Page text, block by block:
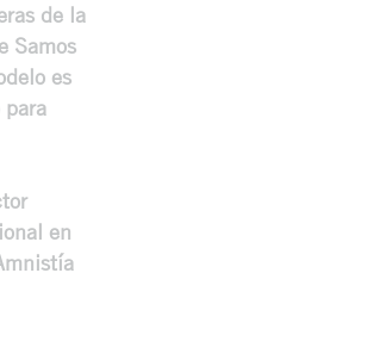
de la
Samos
es
en